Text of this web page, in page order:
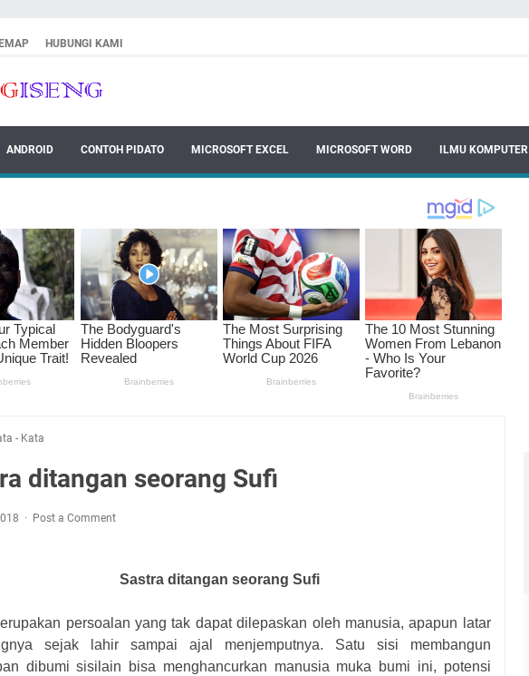
HUBUNGI KAMI
ANDROID CONTOH PIDATO MICROSOFT EXCEL MICROSOFT WORD ILMU KOMPUTER
- Kata
ditangan seorang Sufi
Post a Comment
Sastra ditangan seorang Sufi
persoalan yang tak dapat dilepaskan oleh manusia, apapun latar
sejak lahir sampai ajal menjemputnya. Satu sisi membangun
dibumi sisilain bisa menghancurkan manusia muka bumi ini, potensi